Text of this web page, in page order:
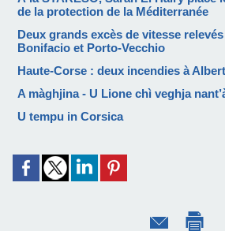
de la protection de la Méditerranée
Deux grands excès de vitesse
Bonifacio et Porto-Vecchio
Haute-Corse : deux incendies à
A màghjina - U Lione chì veghja
U tempu in Corsica